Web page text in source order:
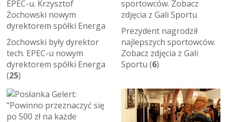
Żochowski były dyrektor
tech. EPEC-u nowym
dyrektorem spółki Energa
(25)
Prezydent nagrodził
najlepszych sportowców.
Zobacz zdjęcia z Gali
Sportu (6)